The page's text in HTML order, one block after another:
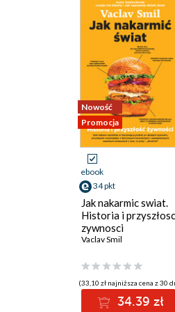
Nowość
Promocja
ebook
34 pkt
Jak nakarmic swiat.
Historia i przyszłosc
zywnosci
Vaclav Smil
(33,10 zł najniższa cena z 30
34.39 zł